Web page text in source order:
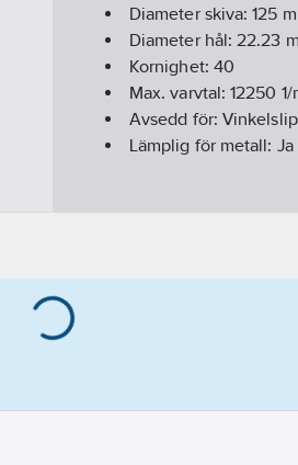
Diameter skiva:125
Diameter hål:22.23
Kornighet: 40
Max. varvtal:12250
Avsedd för: Vinkelslip
Lämplig för metall: Ja